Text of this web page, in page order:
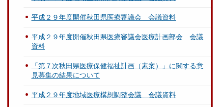
平成２９年度開催秋田県医療審議会 会議資料
平成２９年度開催秋田県医療審議会医療計画部会 会議
資料
「第７次秋田県医療保健福祉計画（素案）」に関する意
見募集の結果について
平成２９年度地域医療構想調整会議 会議資料